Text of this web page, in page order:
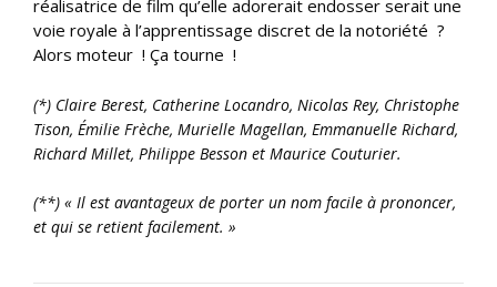
réalisatrice de film qu’elle adorerait endosser serait une
voie royale à l’apprentissage discret de la notoriété ?
Alors moteur ! Ça tourne !
(*) Claire Berest, Catherine Locandro, Nicolas Rey, Christophe
Tison, Émilie Frèche, Murielle Magellan, Emmanuelle Richard,
Richard Millet, Philippe Besson et Maurice Couturier.
(**) « Il est avantageux de porter un nom facile à prononcer,
et qui se retient facilement. »